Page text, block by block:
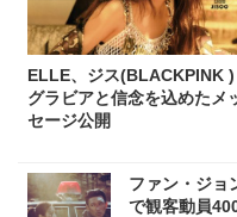
ELLE、ジス(BLACKPINK
グラビアと信念を込めたメ
セージ公開
ファン・ジョ
で観客動員